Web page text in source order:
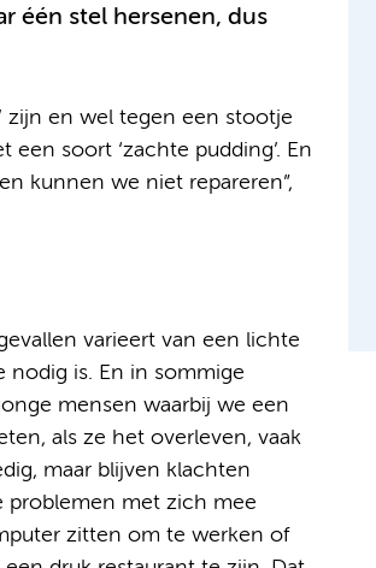
één stel hersenen, dus
zijn en wel tegen een stootje
soort ‘zachte pudding’. En
kunnen we niet repareren”,
varieert van een lichte
nodig is. En in sommige
mensen waarbij we een
als ze het overleven, vaak
maar blijven klachten
problemen met zich mee
zitten om te werken of